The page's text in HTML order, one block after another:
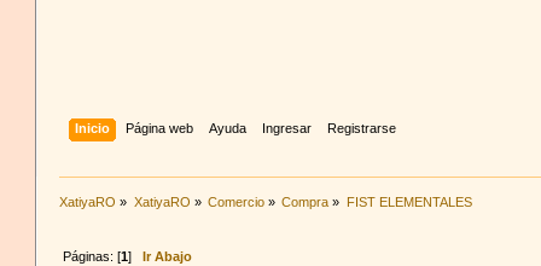
Inicio Página web Ayuda Ingresar Registrarse
XatiyaRO » XatiyaRO » Comercio » Compra » FIST ELEMENTALES
Páginas: [1] Ir Abajo